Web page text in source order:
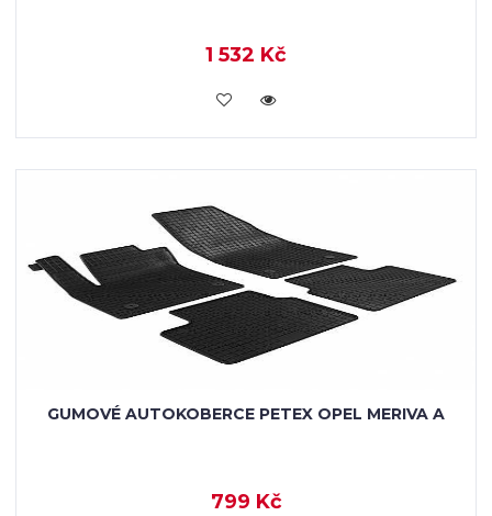
1 532 Kč
KOUPIT
GUMOVÉ AUTOKOBERCE PETEX OPEL MERIVA A
799 Kč